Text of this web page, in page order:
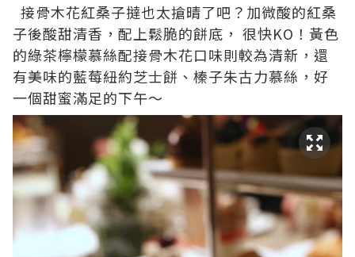
接骨木花紅桑子撻也太搶晴了吧？加微酸的紅桑
子後酸甜清香，配上鬆脆的餅底， 很快KO！黃色
的綠茶檸檬慕絲配接骨木花口味則較為清新，還
有美味的藍莓紐約芝士餅、榛子朱古力慕絲，好
一個甜蜜滿足的下午～